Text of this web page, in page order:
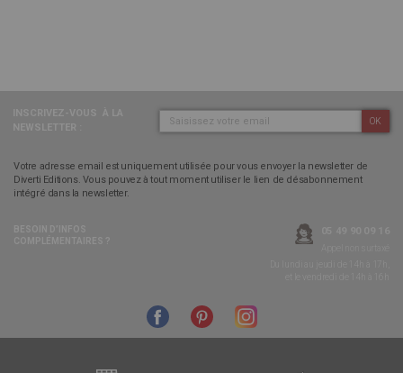
OK
Votre adresse email est uniquement utilisée pour vous envoyer la newsletter de
Diverti Editions. Vous pouvez à tout moment utiliser le lien de désabonnement
intégré dans la newsletter.